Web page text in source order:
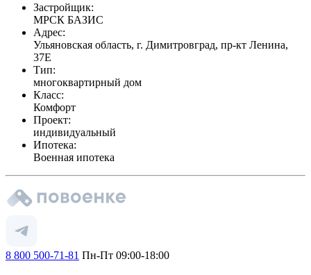
Застройщик:
МРСК БАЗИС
Адрес:
Ульяновская область, г. Димитровград, пр-кт Ленина,
37Е
Тип:
многоквартирный дом
Класс:
Комфорт
Проект:
индивидуальный
Ипотека:
Военная ипотека
8 800 500-71-81 Пн-Пт 09:00-18:00